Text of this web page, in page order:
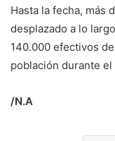
Hasta la fecha, más
desplazado a lo
140.000 efectivos
población durante
/N.A